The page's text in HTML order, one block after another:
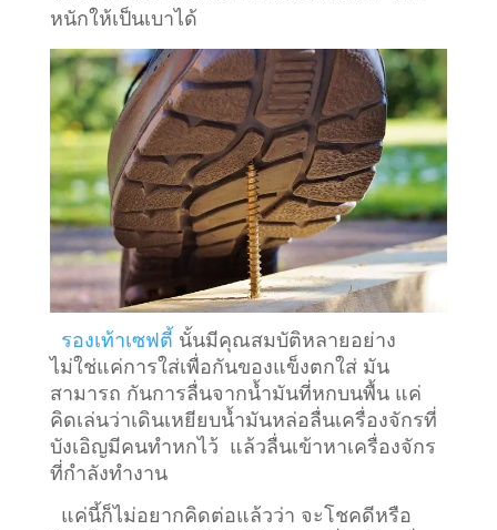
หนักให้เป็นเบาได้
รองเท้าเซฟตี้ นั้นมีคุณสมบัติหลายอย่าง
ไม่ใช่แค่การใส่เพื่อกันของแข็งตกใส่ มัน
สามารถ กันการลื่นจากน้ำมันที่หกบนพื้น แค่
คิดเล่นว่าเดินเหยียบน้ำมันหล่อลื่นเครื่องจักรที่
บังเอิญมีคนทำหกไว้ แล้วลื่นเข้าหาเครื่องจักร
ที่กำลังทำงาน
แค่นี้ก็ไม่อยากคิดต่อแล้วว่า จะโชคดีหรือ